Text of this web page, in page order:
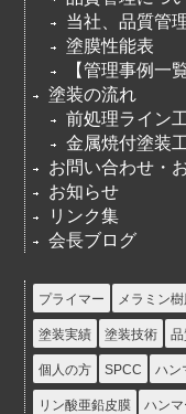
当社、品質管
塗膜性能表
【管理事例一覧
塗装の流れ
前処理ライン
金属焼付塗装
お問い合わせ・
お知らせ
リンク集
会長ブログ
プライマー メラミン
塗装実績 塗装技術
個人の方 SPCC ハン
リン酸亜鉛皮膜 ハン